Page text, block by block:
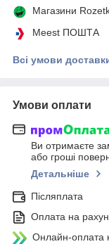
Магазини
Meest ПОШТА
Всі умови
Умови оплати
Ви отримаєте
або гроші
Детальніше
Післяплата
Оплата на
Онлайн-оплата